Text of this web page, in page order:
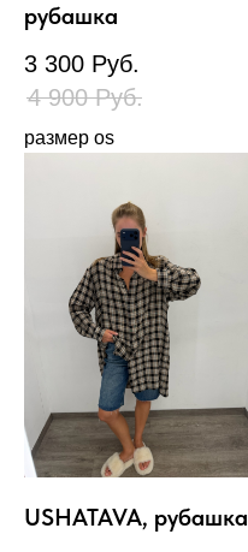
рубашка
3 300 Руб.
4 900 Руб.
размер os
USHATAVA, рубашка